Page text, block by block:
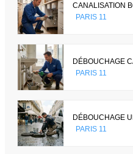
CANALISATION
PARIS 11
DÉBOUCHAGE
PARIS 11
DÉBOUCHAGE
PARIS 11